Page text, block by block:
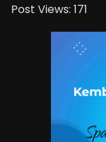
Post Views: 171